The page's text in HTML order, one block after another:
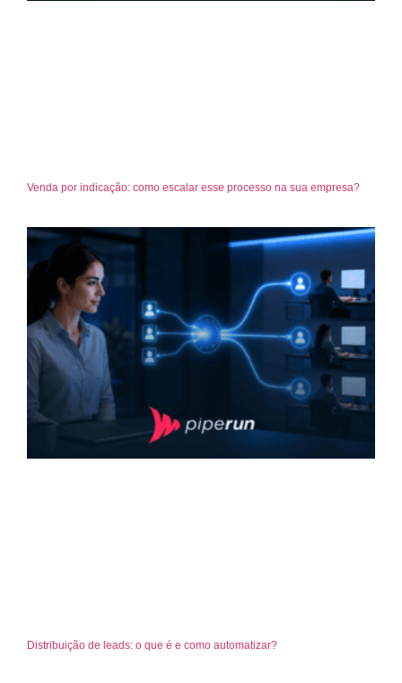
Venda por indicação: como escalar esse processo na sua empresa?
Distribuição de leads: o que é e como automatizar?